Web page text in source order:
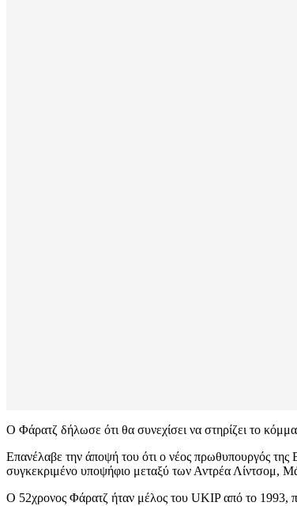
Ο Φάρατζ δήλωσε ότι θα συνεχίσει να στηρίζει το
Επανέλαβε την άποψή του ότι ο νέος πρωθυπουργός της
συγκεκριμένο υποψήφιο μεταξύ των Αντρέα Λίντσομ,
Ο 52χρονος Φάρατζ ήταν μέλος του UKIP από το 1993,